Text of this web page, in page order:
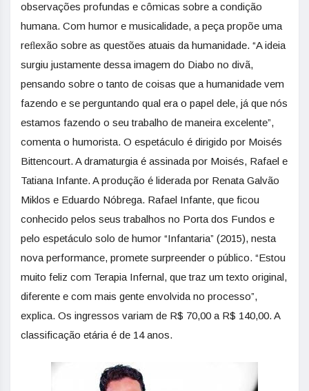
observações profundas e cômicas sobre a condição
humana. Com humor e musicalidade, a peça propõe uma
reﬂexão sobre as questões atuais da humanidade. “A ideia
surgiu justamente dessa imagem do Diabo no divã,
pensando sobre o tanto de coisas que a humanidade vem
fazendo e se perguntando qual era o papel dele, já que nós
estamos fazendo o seu trabalho de maneira excelente”,
comenta o humorista. O espetáculo é dirigido por Moisés
Bittencourt. A dramaturgia é assinada por Moisés, Rafael e
Tatiana Infante. A produção é liderada por Renata Galvão
Miklos e Eduardo Nóbrega. Rafael Infante, que ficou
conhecido pelos seus trabalhos no Porta dos Fundos e
pelo espetáculo solo de humor “Infantaria” (2015), nesta
nova performance, promete surpreender o público. “Estou
muito feliz com Terapia Infernal, que traz um texto original,
diferente e com mais gente envolvida no processo”,
explica. Os ingressos variam de R$ 70,00 a R$ 140,00. A
classificação etária é de 14 anos.